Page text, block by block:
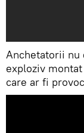
Anchetatorii nu
exploziv
care ar fi